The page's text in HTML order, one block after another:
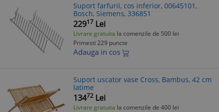
Suport farfurii, cos inferior, 00645101,
Bosch, Siemens, 336851
22917 Lei
Livrare gratuita la comenzile de 500 lei
Primesti 229 puncte
Adauga in cos
Suport uscator vase Cross, Bambus, 42 cm
latime
13472 Lei
Livrare gratuita la comenzile de 400 lei